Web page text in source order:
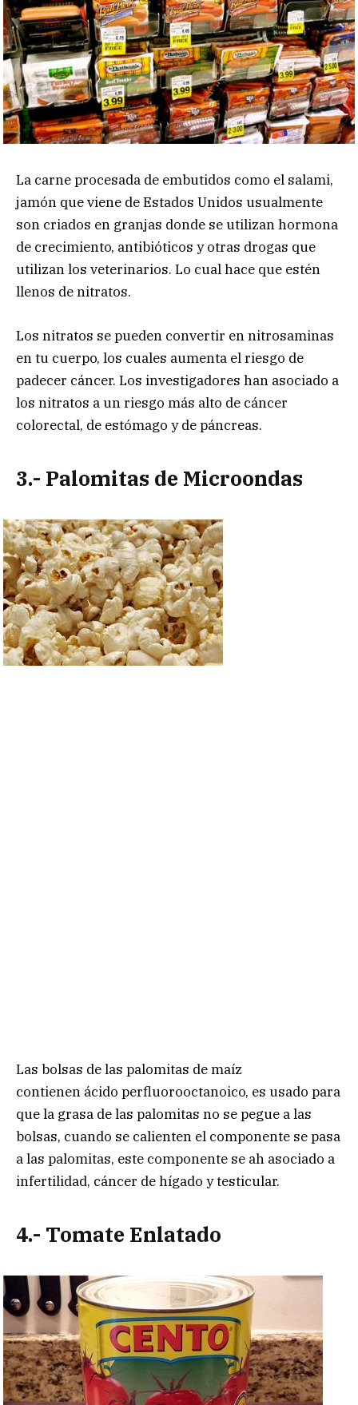
La carne procesada de embutidos como el salami,
jamón que viene de Estados Unidos usualmente
son criados en granjas donde se utilizan hormona
de crecimiento, antibióticos y otras drogas que
utilizan los veterinarios. Lo cual hace que estén
llenos de nitratos.
Los nitratos se pueden convertir en nitrosaminas
en tu cuerpo, los cuales aumenta el riesgo de
padecer cáncer. Los investigadores han asociado a
los nitratos a un riesgo más alto de cáncer
colorectal, de estómago y de páncreas.
3.- Palomitas de Microondas
Las bolsas de las palomitas de maíz
contienen ácido perfluorooctanoico, es usado para
que la grasa de las palomitas no se pegue a las
bolsas, cuando se calienten el componente se pasa
a las palomitas, este componente se ah asociado a
infertilidad, cáncer de hígado y testicular.
4.- Tomate Enlatado